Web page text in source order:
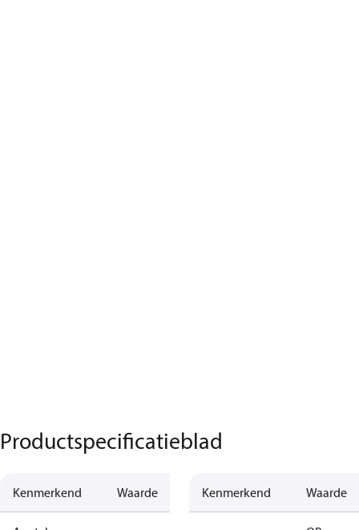
Productspecificatieblad
Kenmerkend Waarde Kenmerkend Waarde